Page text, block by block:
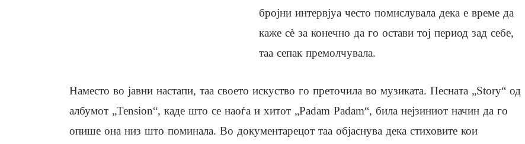
бројни интервјуа често помислувала дека е време да
каже сè за конечно да го остави тој период зад себе,
таа сепак премолчувала.
Наместо во јавни настапи, таа своето искуство го преточила во музиката. Песната „Story“ од
албумот „Tension“, каде што се наоѓа и хитот „Padam Padam“, била нејзиниот начин да го
опише она низ што поминала. Во документарецот таа објаснува дека стиховите кои